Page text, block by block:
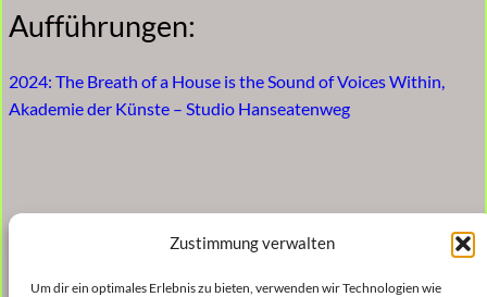
Zustimmung verwalten
Um dir ein optimales Erlebnis zu bieten, verwenden wir Technologien wie
Aufführungen:
2024: The Breath of a House is the Sound of Voices Within,
Akademie der Künste – Studio Hanseatenweg